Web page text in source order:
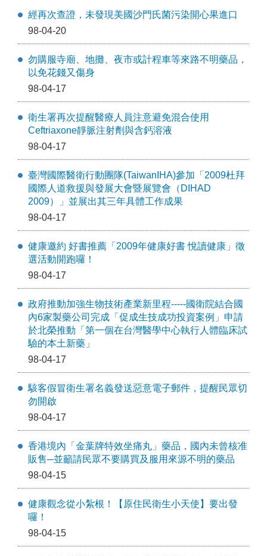
經再次查證，未發現美國沙門氏菌污染開心果進口
98-04-20
勿購服寺廟、地攤、夜市或計程車等來路不明藥品，
以免花錢又傷身
98-04-17
衛生署再次提醒醫療人員注意避免混合使用
Ceftriaxone靜脈注射劑與含鈣溶液
98-04-17
臺灣國際醫衛行動團隊(TaiwanIHA)參加「2009杜拜
國際人道救援與發展大會暨展覽會（DIHAD
2009）」並展出其三年具體工作成果
98-04-17
健康邀約 好書推薦「2009年健康好書 悅讀健康」徵
選活動開跑囉！
98-04-17
政府推動加強生物技術產業新里程-----國衛院結合國
內6家製藥公司完成「促成生技成功投資案例」申請
於北榮推動「第一個在台灣醫學中心執行人體臨床試
驗的本土新藥」
98-04-17
駭客假冒衛生署名義發送惡意電子郵件，提醒民眾切
勿開啟
98-04-17
香港境內「金葉牌特效坐痛丸」藥品，國內未曾核准
販售─並籲請民眾不要購買及服用來源不明的藥品
98-04-15
健康觀念從小紮根！【原住民衛生小天使】要出發
囉！
98-04-15